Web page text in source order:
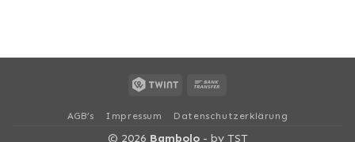
Transfer
AGB’s Impressum Datenschutzerklärung
© 2026 Bambolo- by TST